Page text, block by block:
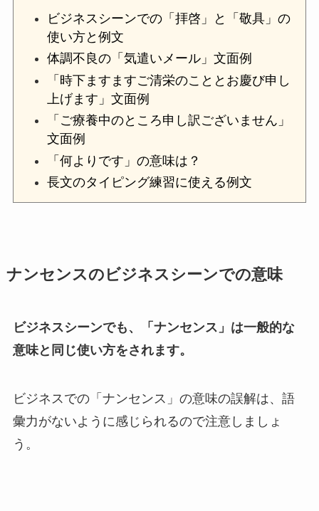
ビジネスシーンでの「拝啓」と「敬具」の
使い方と例文
体調不良の「気遣いメール」文面例
「時下ますますご清栄のこととお慶び申し
上げます」文面例
「ご療養中のところ申し訳ございません」
文面例
「何よりです」の意味は？
長文のタイピング練習に使える例文
ナンセンスのビジネスシーンでの意味
ビジネスシーンでも、「ナンセンス」は一般的な
意味と同じ使い方をされます。
ビジネスでの「ナンセンス」の意味の誤解は、語
彙力がないように感じられるので注意しましょ
う。